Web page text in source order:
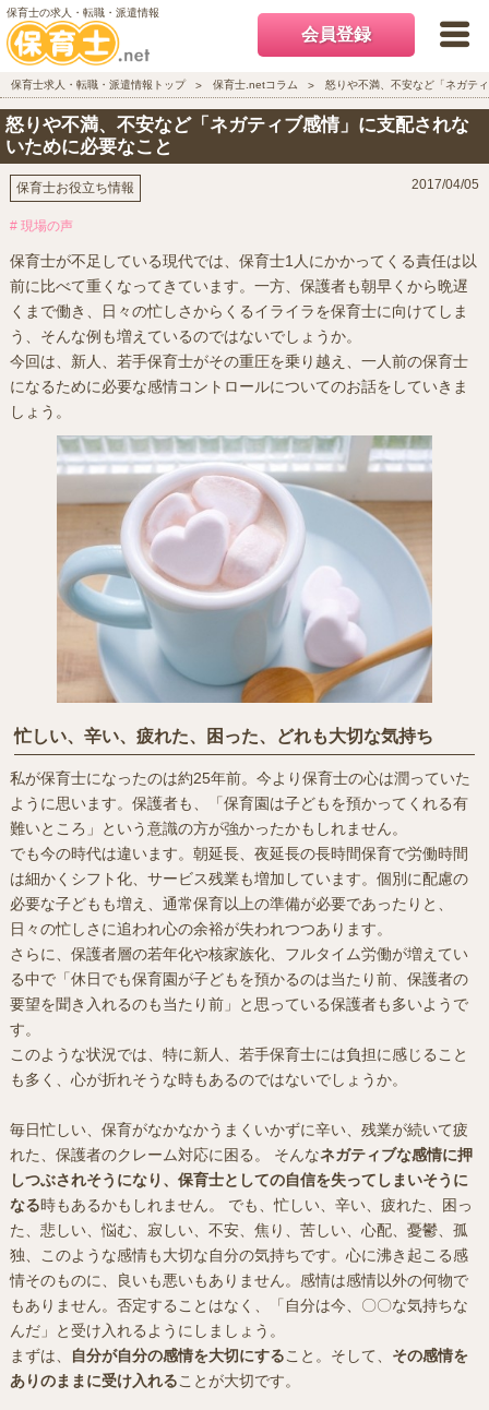
保育士の求人・転職・派遣情報
会員登録
保育士求人・転職・派遣情報トップ 保育士.netコラム 怒りや不満、不安など「ネガテ
怒りや不満、不安など「ネガティブ感情」に支配されな
いために必要なこと
保育士お役立ち情報 2017/04/05
# 現場の声
保育士が不足している現代では、保育士1人にかかってくる責任は以
前に比べて重くなってきています。一方、保護者も朝早くから晩遅
くまで働き、日々の忙しさからくるイライラを保育士に向けてしま
う、そんな例も増えているのではないでしょうか。
今回は、新人、若手保育士がその重圧を乗り越え、一人前の保育士
になるために必要な感情コントロールについてのお話をしていきま
しょう。
忙しい、辛い、疲れた、困った、どれも大切な気持ち
私が保育士になったのは約25年前。今より保育士の心は潤っていた
ように思います。保護者も、「保育園は子どもを預かってくれる有
難いところ」という意識の方が強かったかもしれません。
でも今の時代は違います。朝延長、夜延長の長時間保育で労働時間
は細かくシフト化、サービス残業も増加しています。個別に配慮の
必要な子どもも増え、通常保育以上の準備が必要であったりと、
日々の忙しさに追われ心の余裕が失われつつあります。
さらに、保護者層の若年化や核家族化、フルタイム労働が増えてい
る中で「休日でも保育園が子どもを預かるのは当たり前、保護者の
要望を聞き入れるのも当たり前」と思っている保護者も多いようで
す。
このような状況では、特に新人、若手保育士には負担に感じること
も多く、心が折れそうな時もあるのではないでしょうか。
毎日忙しい、保育がなかなかうまくいかずに辛い、残業が続いて疲
れた、保護者のクレーム対応に困る。 そんなネガティブな感情に押
しつぶされそうになり、保育士としての自信を失ってしまいそうに
なる時もあるかもしれません。 でも、忙しい、辛い、疲れた、困っ
た、悲しい、悩む、寂しい、不安、焦り、苦しい、心配、憂鬱、孤
独、このような感情も大切な自分の気持ちです。心に沸き起こる感
情そのものに、良いも悪いもありません。感情は感情以外の何物で
もありません。否定することはなく、「自分は今、〇〇な気持ちな
んだ」と受け入れるようにしましょう。
まずは、
自分が自分の感情を大切にすること。そして、 その感情を
ありのままに受け入れることが大切です。